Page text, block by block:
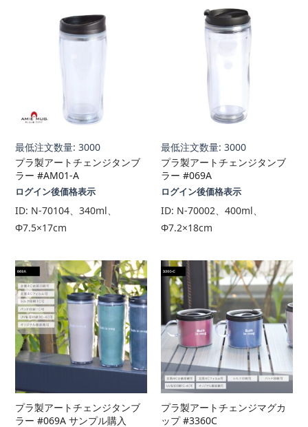
最低注文数量: 3000
プラ製アートチェンジタンブ
ラー #AM01-A
ログイン後価格表示
ID: N-70104、340ml、
Φ7.5×17cm
最低注文数量: 3000
プラ製アートチェンジタンブ
ラー #069A
ログイン後価格表示
ID: N-70002、400ml、
Φ7.2×18cm
プラ製アートチェンジタンブ
ラー #069A サンプル購入
プラ製アートチェンジマグカ
ップ #3360C